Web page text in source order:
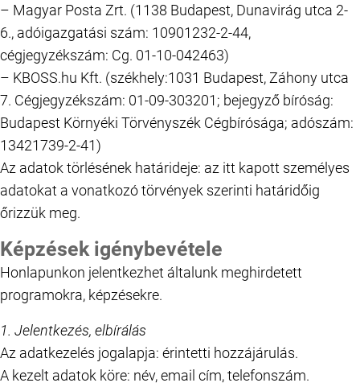
– Magyar Posta Zrt. (1138 Budapest, Dunavirág utca 2-
6., adóigazgatási szám: 10901232-2-44,
cégjegyzékszám: Cg. 01-10-042463)
– KBOSS.hu Kft. (székhely:1031 Budapest, Záhony utca
7. Cégjegyzékszám: 01-09-303201; bejegyző bíróság:
Budapest Környéki Törvényszék Cégbírósága; adószám:
13421739-2-41)
Az adatok törlésének határideje: az itt kapott személyes
adatokat a vonatkozó törvények szerinti határidőig
őrizzük meg.
Képzések igénybevétele
Honlapunkon jelentkezhet általunk meghirdetett
programokra, képzésekre.
1. Jelentkezés, elbírálás
Az adatkezelés jogalapja: érintetti hozzájárulás.
A kezelt adatok köre: név, email cím, telefonszám.